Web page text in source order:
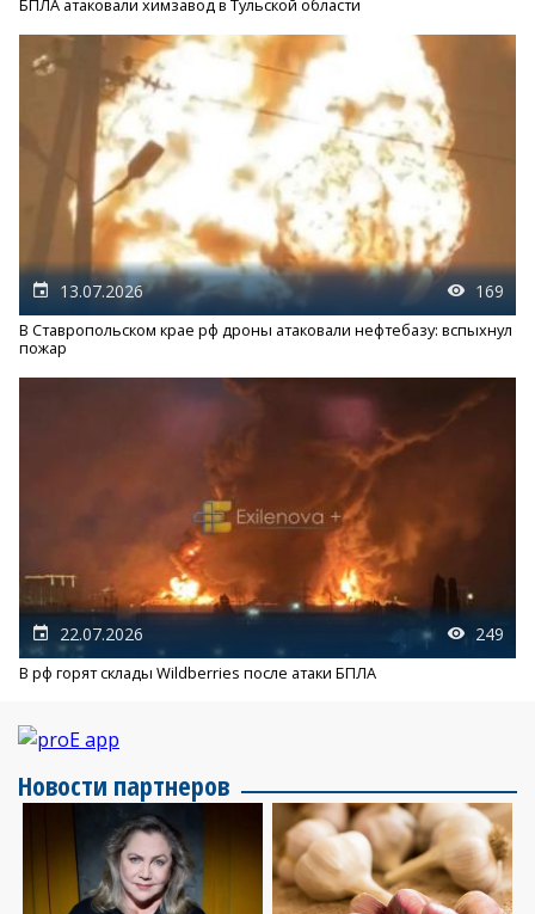
БПЛА атаковали химзавод в Тульской области
13.07.2026 169
В Ставропольском крае рф дроны атаковали нефтебазу: вспыхнул
пожар
22.07.2026 249
В рф горят склады Wildberries после атаки БПЛА
Новости партнеров